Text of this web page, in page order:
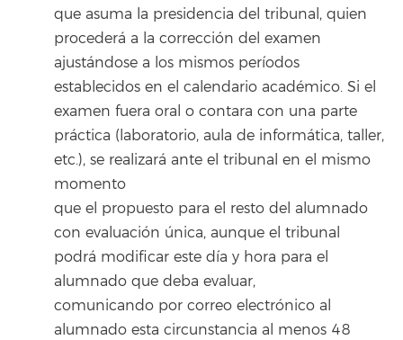
que asuma la presidencia del tribunal, quien
procederá a la corrección del examen
ajustándose a los mismos períodos
establecidos en el calendario académico. Si el
examen fuera oral o contara con una parte
práctica (laboratorio, aula de informática, taller,
etc.), se realizará ante el tribunal en el mismo
momento
que el propuesto para el resto del alumnado
con evaluación única, aunque el tribunal
podrá modificar este día y hora para el
alumnado que deba evaluar,
comunicando por correo electrónico al
alumnado esta circunstancia al menos 48